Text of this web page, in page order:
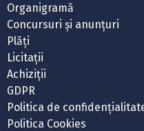
Organigramă
Concursuri și anunțuri
Plăți
Licitații
Achiziții
GDPR
Politica de
Politica Cookies